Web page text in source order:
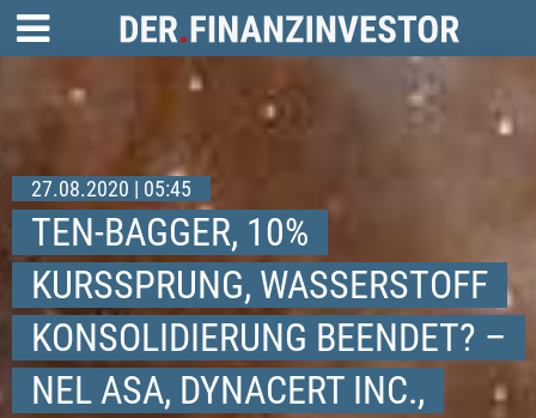
27.08.2020 | 05:45
TEN-BAGGER, 10%
KURSSPRUNG, WASSERSTOFF
KONSOLIDIERUNG BEENDET? –
NEL ASA, DYNACERT INC.,